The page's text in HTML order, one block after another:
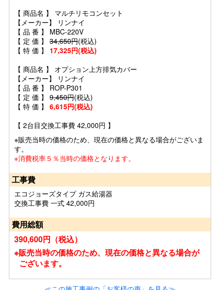
【 商品名 】 マルチリモコンセット
【メーカー】 リンナイ
【 品 番 】 MBC-220V
【 定 価 】 34,650円(税込)
【 特 価 】 17,325円(税込)
【 商品名 】 オプション上方排気カバー
【メーカー】 リンナイ
【 品 番 】 ROP-P301
【 定 価 】 9,450円(税込)
【 特 価 】 6,615円(税込)
【 2台目交換工事費 42,000円 】
※販売当時の価格のため、現在の価格と異なる場合がございま
す。
※消費税率５％当時の価格となります。
工事費
エコジョーズタイプ ガス給湯器
交換工事費 一式 42,000円
費用総額
390,600円（税込）
※販売当時の価格のため、現在の価格と異なる場合が
ございます。